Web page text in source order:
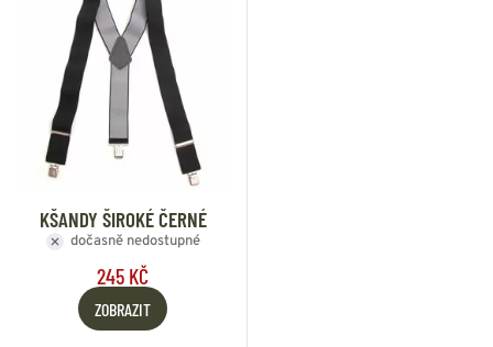
KŠANDY ŠIROKÉ ČERNÉ
dočasně nedostupné
245 KČ
ZOBRAZIT